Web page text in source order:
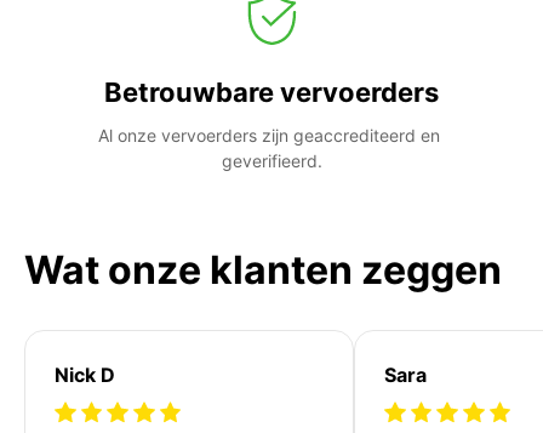
Betrouwbare vervoerders
Al onze vervoerders zijn geaccrediteerd en
geverifieerd.
Wat onze klanten zeggen
Nick D Sara